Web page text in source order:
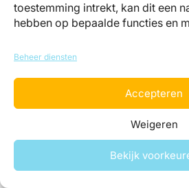
toestemming intrekt, kan dit een
hebben op bepaalde functies en
Beheer diensten
Accepteren
Weigeren
Bekijk
Register Arbeids- en
Landgoed Zonnestraal – Dresselhuys
Privacyverklaring|
Copyright ©2026 Register
Organisatiedeskundigen, uitgevoerd
B.V.